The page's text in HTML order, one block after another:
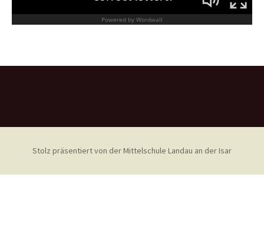
Stolz präsentiert von der Mittelschule Landau an der Isar